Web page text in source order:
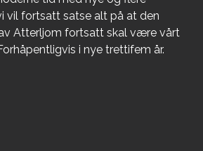
vil fortsatt satse alt på at den
Atterljom fortsatt skal være vårt
i nye trettifem år.